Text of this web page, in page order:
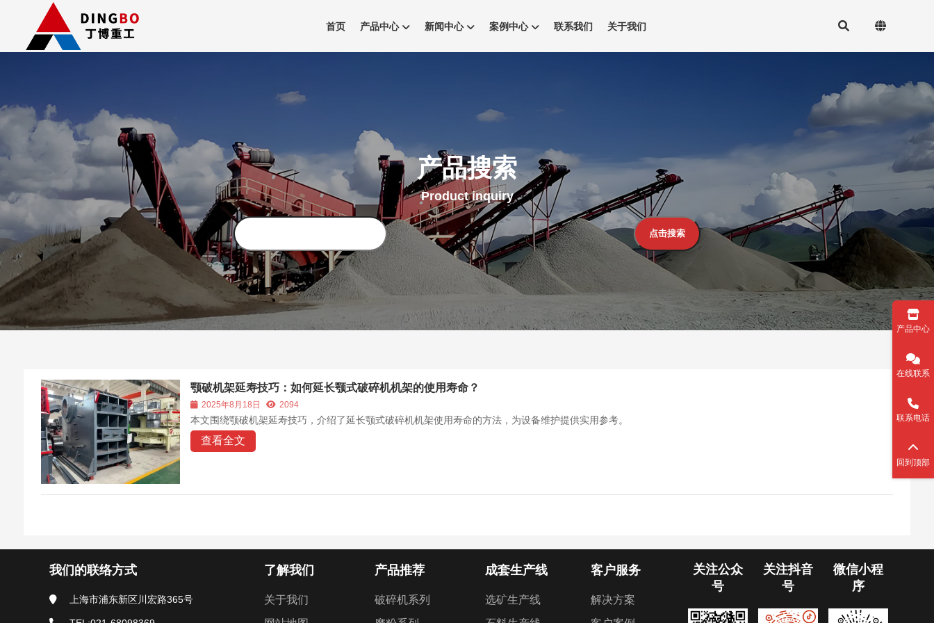
首页 产品中心 新闻中心 案例中心 联系我们 关于我们
产品搜索
Product inquiry
搜
索
点击搜索
颚破机架延寿技巧：如何延长颚式破碎机机架的使用寿命？
2025年8月18日 2094
本文围绕颚破机架延寿技巧，介绍了延长颚式破碎机机架使用寿命的方法，为设备维护提供实用参考。
查看全文
我们的联络方式
上海市浦东新区川宏路365号
了解我们
关于我们
产品推荐
破碎机系列
成套生产线
选矿生产线
客户服务
解决方案
关注公众
号
关注抖音
号
微信小程
序
产品中心
在线联系
联系电话
回到顶部